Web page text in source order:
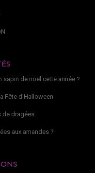
sapin de noël cette année ?
Fête d'Halloween
de dragées
aux amandes ?